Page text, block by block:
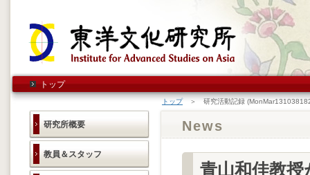
トップ
研究所概要
教員＆スタッフ
トップ＞ 研究活動記録
News
青山和佳教